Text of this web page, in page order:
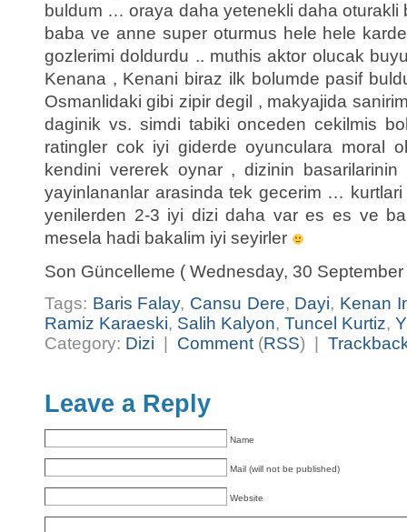
buldum … oraya daha yetenekli daha
baba ve anne super oturmus hele hele
gozlerimi doldurdu .. muthis aktor olucak
Kenana , Kenani biraz ilk bolumde pasif
Osmanlidaki gibi zipir degil , makyajida
daginik vs. simdi tabiki onceden cekilmis
ratingler cok iyi giderde oyunculara moral
kendini vererek oynar , dizinin
yayinlananlar arasinda tek gecerim …
yenilerden 2-3 iyi dizi daha var es es ve
mesela hadi bakalim iyi seyirler
Son Güncelleme ( Wednesday, 30
Tags: Baris Falay, Cansu Dere, Dayi, Kenan
Ramiz Karaeski, Salih Kalyon, Tuncel Kurtiz,
Category: Dizi Comment (RSS) |
Leave a Reply
Name
Mail (will not be published)
Website